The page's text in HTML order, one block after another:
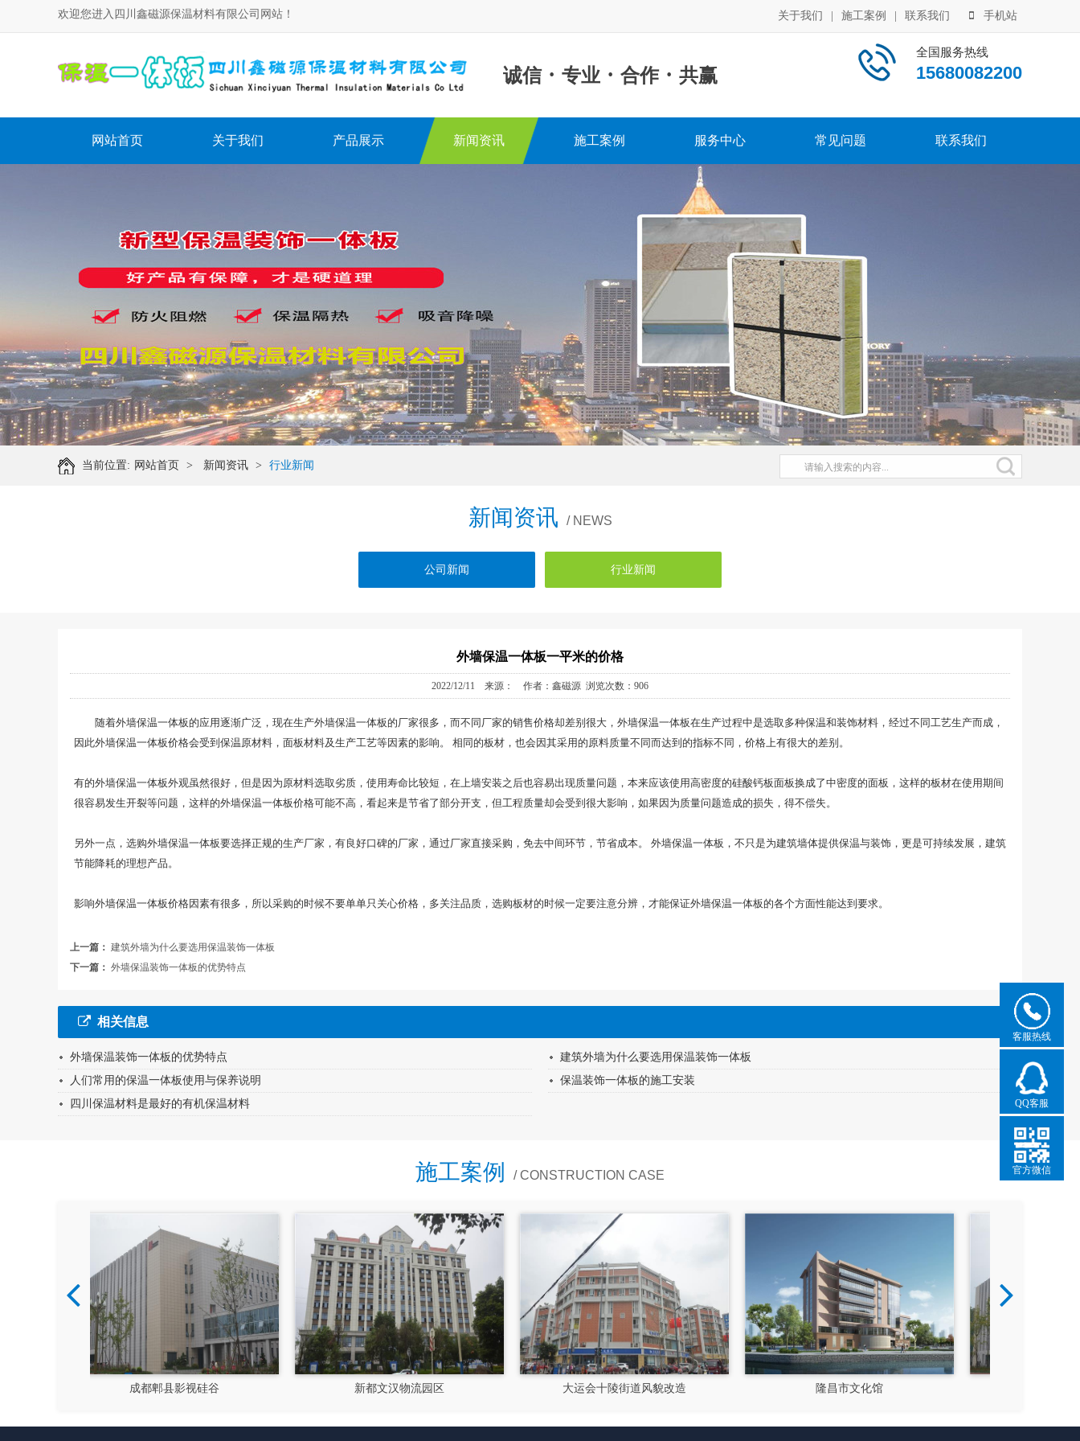
欢迎您进入四川鑫磁源保温材料有限公司网站！ 关于我们 施工案例 联系我们 手机站
诚信 · 专业 · 合作 · 共赢
全国服务热线
15680082200
网站首页 关于我们 产品展示 新闻资讯 施工案例 服务中心 常见问题 联系我们
当前位置: 网站首页 > 新闻资讯 > 行业新闻
新闻资讯 / NEWS
公司新闻 行业新闻
外墙保温一体板一平米的价格
2022/12/11 来源： 作者：鑫磁源 浏览次数：906
随着外墙保温一体板的应用逐渐广泛，现在生产外墙保温一体板的厂家很多，而不同厂家的销售价格却差别很大，外墙保温一体板在生产过程中是选取多种保温和装饰材料，经过不同工艺生产而成，
因此外墙保温一体板价格会受到保温原材料，面板材料及生产工艺等因素的影响。 相同的板材，也会因其采用的原料质量不同而达到的指标不同，价格上有很大的差别。
有的外墙保温一体板外观虽然很好，但是因为原材料选取劣质，使用寿命比较短，在上墙安装之后也容易出现质量问题，本来应该使用高密度的硅酸钙板面板换成了中密度的面板，这样的板材在使用期间
很容易发生开裂等问题，这样的外墙保温一体板价格可能不高，看起来是节省了部分开支，但工程质量却会受到很大影响，如果因为质量问题造成的损失，得不偿失。
另外一点，选购外墙保温一体板要选择正规的生产厂家，有良好口碑的厂家，通过厂家直接采购，免去中间环节，节省成本。 外墙保温一体板，不只是为建筑墙体提供保温与装饰，更是可持续发展，建筑
节能降耗的理想产品。
影响外墙保温一体板价格因素有很多，所以采购的时候不要单单只关心价格，多关注品质，选购板材的时候一定要注意分辨，才能保证外墙保温一体板的各个方面性能达到要求。
上一篇： 建筑外墙为什么要选用保温装饰一体板
下一篇： 外墙保温装饰一体板的优势特点
相关信息
外墙保温装饰一体板的优势特点
建筑外墙为什么要选用保温装饰一体板
人们常用的保温一体板使用与保养说明
保温装饰一体板的施工安装
四川保温材料是最好的有机保温材料
施工案例 / CONSTRUCTION CASE
新都文汉物流园区 大运会十陵街道风貌改造 隆昌市文化馆 成都郫县影视硅谷
客服热线
QQ客服
官方微信